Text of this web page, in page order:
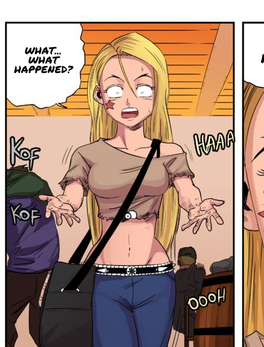
WHAT...
WHAT
HAPPENED?